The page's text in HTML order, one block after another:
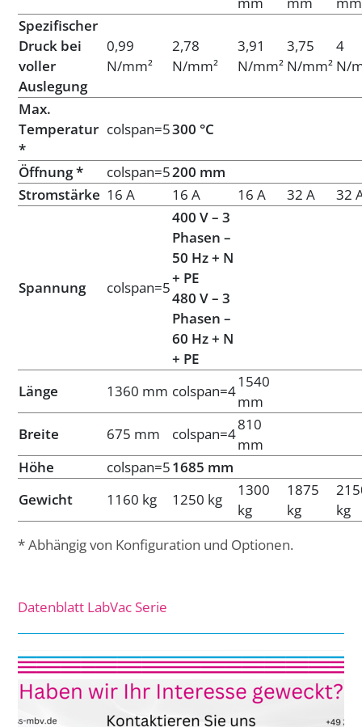
Spezifischer
Druck bei
voller
Auslegung
0,99
N/mm²
2,78
N/mm²
3,91
N/mm²
3,75
N/mm²
4
N/
Max.
Temperatur
*
colspan=5300 °C
Öffnung * colspan=5200 mm
Stromstärke 16 A 16 A 16 A 32 A 32
Spannung colspan=5
400 V – 3
Phasen –
50 Hz + N
+ PE
480 V – 3
Phasen –
60 Hz + N
+ PE
Länge
1360 mm colspan=41540
mm
Breite
675 mm colspan=4810
mm
Höhe
colspan=51685 mm
Gewicht
1160 kg 1250 kg
1300
kg
1875
kg
kg
* Abhängig von Konfiguration und Optionen.
Datenblatt LabVac Serie